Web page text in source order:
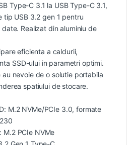
Type-C 3.1 la USB Type-C 3.1,
tip USB 3.2 gen 1 pentru
Realizat din aluminiu de
eficienta a caldurii,
SSD-ului in parametri optimi.
nevoie de o solutie portabila
spatiului de stocare.
M.2 NVMe/PCIe 3.0, formate
M.2 PCIe NVMe